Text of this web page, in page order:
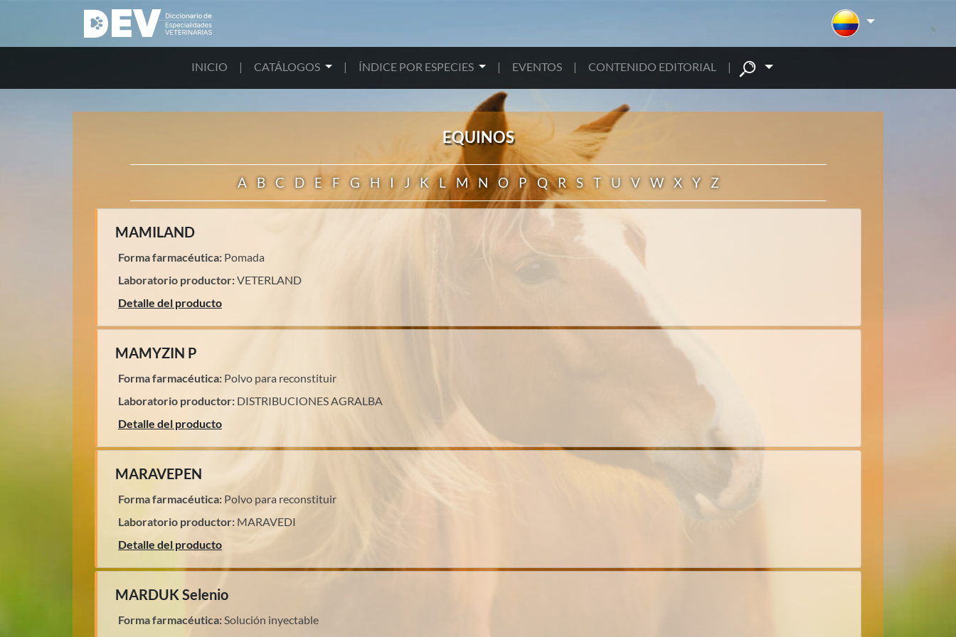
INICIO | CATÁLOGOS | ÍNDICE POR ESPECIES | EVENTOS | CONTENIDO EDITORIAL |
EQUINOS
A B C D E F G H I J K L M N O P Q R S T U V W X Y Z
MAMILAND
Forma farmacéutica: Pomada
Laboratorio productor:VETERLAND
Detalle del producto
MAMYZIN P
Forma farmacéutica: Polvo para reconstituir
Laboratorio productor: DISTRIBUCIONES AGRALBA
Detalle del producto
MARAVEPEN
Forma farmacéutica: Polvo para reconstituir
Laboratorio productor: MARAVEDI
Detalle del producto
MARDUK Selenio
Forma farmacéutica: Solución inyectable